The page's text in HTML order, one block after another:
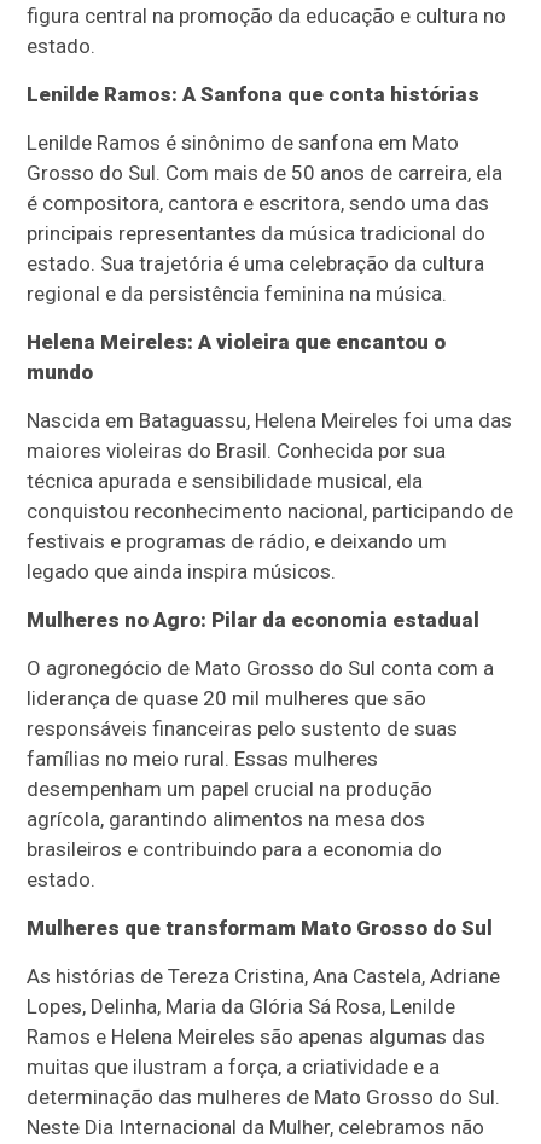
figura central na promoção da educação e cultura no
estado.
Lenilde Ramos: A Sanfona que conta histórias
Lenilde Ramos é sinônimo de sanfona em Mato
Grosso do Sul. Com mais de 50 anos de carreira, ela
é compositora, cantora e escritora, sendo uma das
principais representantes da música tradicional do
estado. Sua trajetória é uma celebração da cultura
regional e da persistência feminina na música.
Helena Meireles: A violeira que encantou o
mundo
Nascida em Bataguassu, Helena Meireles foi uma das
maiores violeiras do Brasil. Conhecida por sua
técnica apurada e sensibilidade musical, ela
conquistou reconhecimento nacional, participando de
festivais e programas de rádio, e deixando um
legado que ainda inspira músicos.
Mulheres no Agro: Pilar da economia estadual
O agronegócio de Mato Grosso do Sul conta com a
liderança de quase 20 mil mulheres que são
responsáveis financeiras pelo sustento de suas
famílias no meio rural. Essas mulheres
desempenham um papel crucial na produção
agrícola, garantindo alimentos na mesa dos
brasileiros e contribuindo para a economia do
estado.
Mulheres que transformam Mato Grosso do Sul
As histórias de Tereza Cristina, Ana Castela, Adriane
Lopes, Delinha, Maria da Glória Sá Rosa, Lenilde
Ramos e Helena Meireles são apenas algumas das
muitas que ilustram a força, a criatividade e a
determinação das mulheres de Mato Grosso do Sul.
Neste Dia Internacional da Mulher, celebramos não